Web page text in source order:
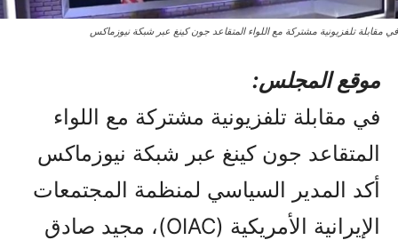
في مقابلة تلفزيونية مشتركة مع اللواء المتقاعد جون كينغ عبر شبكة نيوزماكس
موقع المجلس:
في مقابلة تلفزيونية مشتركة مع اللواء
المتقاعد جون كينغ عبر شبكة نيوزماكس
أكد المدير السياسي لمنظمة المجتمعات
الإيرانية الأمريكية (OIAC)، مجيد صادق